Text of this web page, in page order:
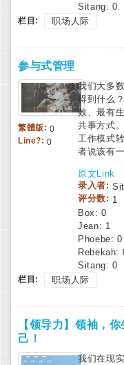
Sitang: 0
栏目: 职场人际
参与式管理
繁體版: 0
Line?:0
我们大多
得到什么
效、最有
共事方式
工作模式
者说该有
原文Link
录入者:
评分数: 1
Box:0
Jean: 1
Phoebe: 0
Rebekah:
Sitang: 0
栏目: 职场人际
【领导力】领袖，
己！
我们在现